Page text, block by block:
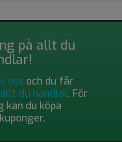
på allt du
oss och du får
du handlar. För
kan du köpa